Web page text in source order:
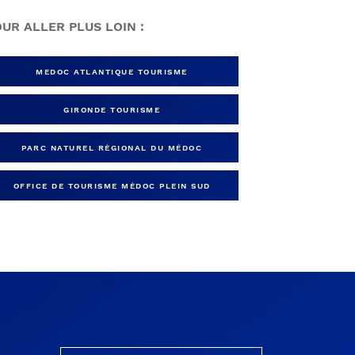
ALLER PLUS LOIN :
MEDOC ATLANTIQUE TOURISME
GIRONDE TOURISME
PARC NATUREL RÉGIONAL DU MÉDOC
OFFICE DE TOURISME MÉDOC PLEIN SUD